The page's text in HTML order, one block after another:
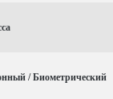
/ Биометрический